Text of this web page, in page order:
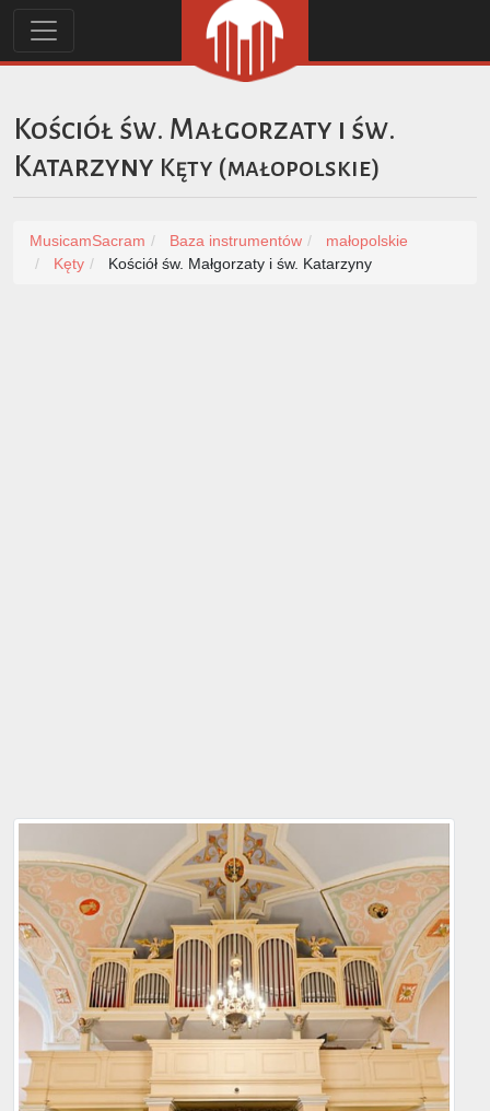
Kościół św. Małgorzaty i św.
Katarzyny Kęty (małopolskie)
MusicamSacram Baza instrumentów
małopolskie
Kęty
Kościół św. Małgorzaty i św. Katarzyny